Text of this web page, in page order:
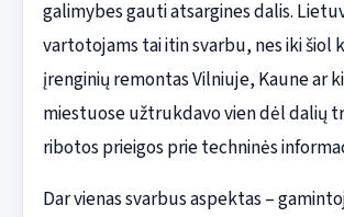
galimybes gauti atsargines dalis.
vartotojams tai itin svarbu, nes iki šiol
įrenginių remontas Vilniuje, Kaune ar
miestuose užtrukdavo vien dėl dalių
ribotos prieigos prie techninės
Dar vienas svarbus aspektas –